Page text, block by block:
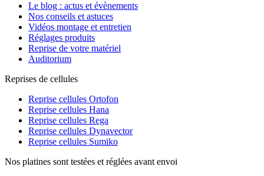
Le blog : actus et évènements
Nos conseils et astuces
Vidéos montage et entretien
Réglages produits
Reprise de votre matériel
Auditorium
Reprises de cellules
Reprise cellules Ortofon
Reprise cellules Hana
Reprise cellules Rega
Reprise cellules Dynavector
Reprise cellules Sumiko
Nos platines sont testées et réglées avant envoi